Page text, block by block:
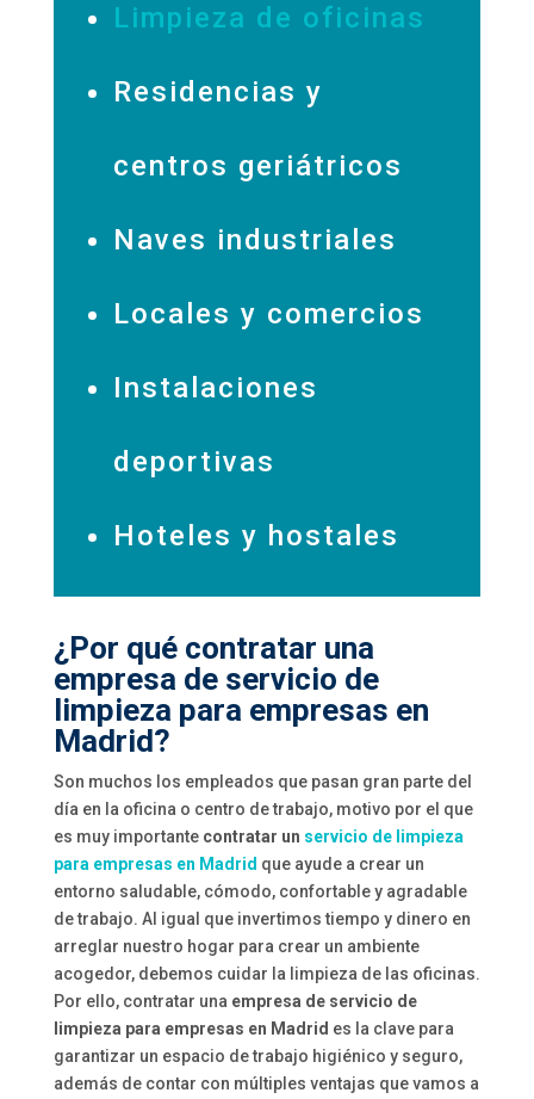
Limpieza de oficinas
Residencias y
centros geriátricos
Naves industriales
Locales y comercios
Instalaciones
deportivas
Hoteles y hostales
¿Por qué contratar una
empresa de servicio de
limpieza para empresas en
Madrid?
Son muchos los empleados que pasan gran parte del
día en la oficina o centro de trabajo, motivo por el que
es muy importante contratar un servicio de limpieza
para empresas en Madrid que ayude a crear un
entorno saludable, cómodo, confortable y agradable
de trabajo. Al igual que invertimos tiempo y dinero en
arreglar nuestro hogar para crear un ambiente
acogedor, debemos cuidar la limpieza de las oficinas.
Por ello, contratar una empresa de servicio de
limpieza para empresas en Madrid es la clave para
garantizar un espacio de trabajo higiénico y seguro,
además de contar con múltiples ventajas que vamos a